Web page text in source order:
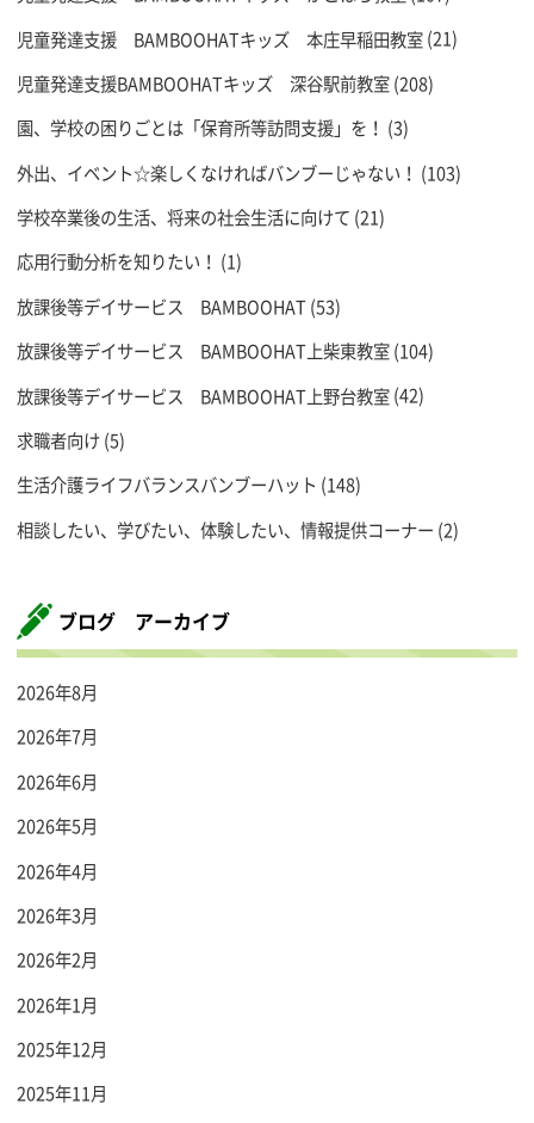
児童発達支援 BAMBOOHATキッズ 本庄早稲田教室(21)
児童発達支援BAMBOOHATキッズ 深谷駅前教室(208)
園、学校の困りごとは「保育所等訪問支援」を！ (3)
外出、イベント☆楽しくなければバンブーじゃない！ (103)
学校卒業後の生活、将来の社会生活に向けて (21)
応用行動分析を知りたい！ (1)
放課後等デイサービス BAMBOOHAT(53)
放課後等デイサービス BAMBOOHAT上柴東教室(104)
放課後等デイサービス BAMBOOHAT上野台教室(42)
求職者向け(5)
生活介護ライフバランスバンブーハット (148)
相談したい、学びたい、体験したい、情報提供コーナー (2)
ブログ アーカイブ
2026年8月
2026年7月
2026年6月
2026年5月
2026年4月
2026年3月
2026年2月
2026年1月
2025年12月
2025年11月